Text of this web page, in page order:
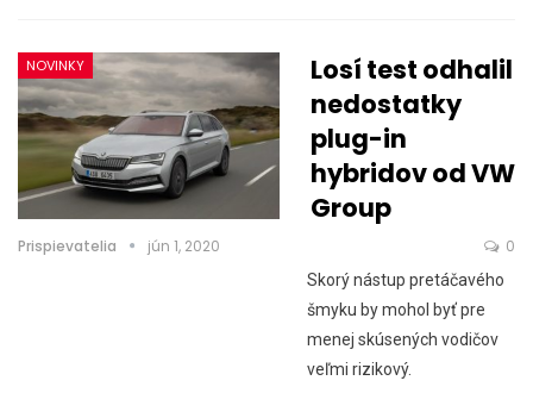
NOVINKY
Losí test odhalil
nedostatky
plug-in
hybridov od VW
Group
Prispievatelia jún 1, 2020 0
Skorý nástup pretáčavého
šmyku by mohol byť pre
menej skúsených vodičov
veľmi rizikový.